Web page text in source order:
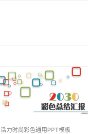
活力时尚彩色通用PPT模板